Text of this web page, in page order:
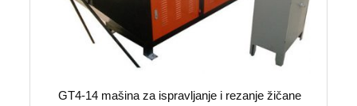
GT4-14 mašina za ispravljanje i rezanje žičane